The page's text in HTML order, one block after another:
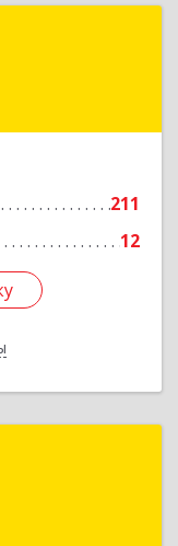
211
12
Партизанская